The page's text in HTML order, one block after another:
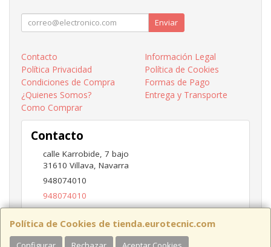
Política de Cookies de tienda.eurotecnic.com
Enviar
Contacto
Información Legal
Política Privacidad
Política de Cookies
Condiciones de Compra
Formas de Pago
¿Quienes Somos?
Entrega y Transporte
Como Comprar
Contacto
calle Karrobide, 7 bajo
31610 Villava Navarra
948074010
948074010
ventas@eurotecnic.com